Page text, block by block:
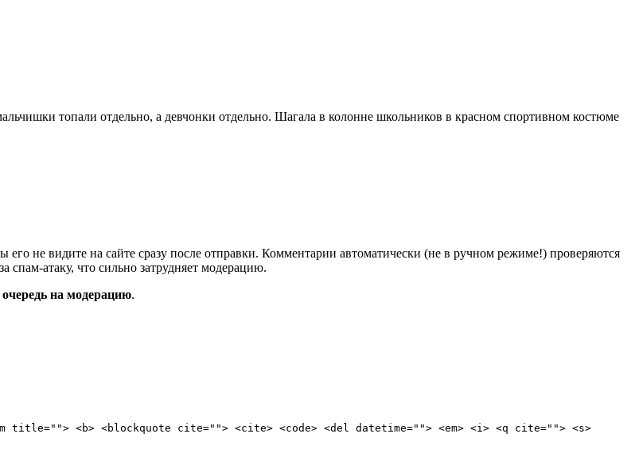
топали отдельно, а девчонки отдельно. Шагала в колонне школьников в красном спортивном костюме
его не видите на сайте сразу после отправки. Комментарии автоматически (не в ручном режиме!) проверяются
атаку, что сильно затрудняет модерацию.
очередь на модерацию.
<b> <blockquote cite=""> <cite> <code> <del datetime=""> <em> <i> <q cite=""> <s>